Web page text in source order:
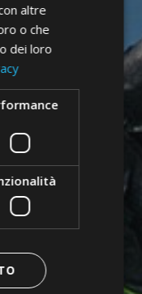
altre
o che
dei loro